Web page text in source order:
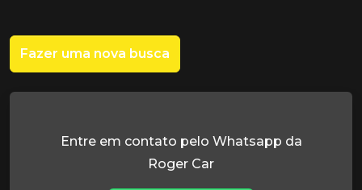
Fazer uma nova busca
Entre em contato pelo Whatsapp da
Roger Car